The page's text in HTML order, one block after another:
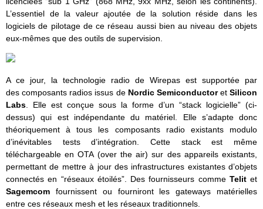
L’essentiel de la valeur ajoutée de la solution réside dans les
logiciels de pilotage de ce réseau aussi bien au niveau des objets
eux-mêmes que des outils de supervision.
A ce jour, la technologie radio de Wirepas est supportée par
des composants radios issus de Nordic Semiconductoret Silicon
Labs . Elle est conçue sous la forme d’un “stack logicielle” (ci-
dessus) qui est indépendante du matériel. Elle s’adapte donc
théoriquement à tous les composants radio existants modulo
d’inévitables tests d’intégration. Cette stack est même
téléchargeable en OTA (over the air) sur des appareils existants,
permettant de mettre à jour des infrastructures existantes d’objets
connectés en “réseaux étoilés”. Des fournisseurs comme Telitet
Sagemcom fournissent ou fourniront les gateways matérielles
entre ces réseaux mesh et les réseaux traditionnels.